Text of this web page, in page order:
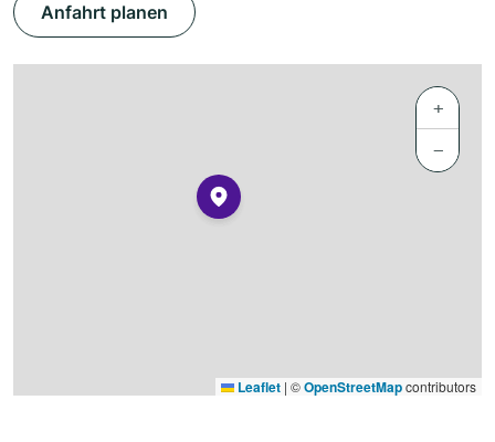
Anfahrt planen
+
−
Leaflet | ©OpenStreetMapcontributors